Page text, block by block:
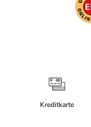
Kreditkarte